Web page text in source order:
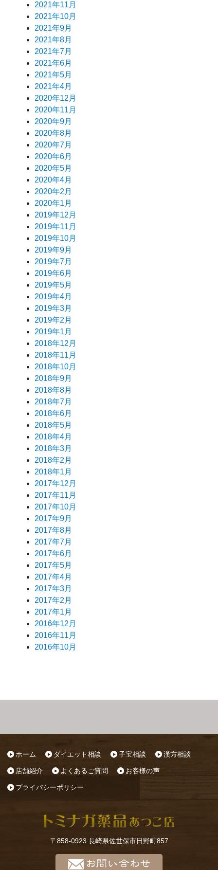
2021年11月
2021年10月
2021年9月
2021年8月
2021年7月
2021年6月
2021年5月
2021年4月
2020年12月
2020年11月
2020年9月
2020年8月
2020年7月
2020年6月
2020年5月
2020年4月
2020年2月
2020年1月
2019年12月
2019年11月
2019年10月
2019年9月
2019年7月
2019年6月
2019年5月
2019年4月
2019年3月
2019年2月
2019年1月
2018年12月
2018年11月
2018年10月
2018年9月
2018年8月
2018年7月
2018年6月
2018年5月
2018年4月
2018年3月
2018年2月
2018年1月
2017年12月
2017年11月
2017年10月
2017年9月
2017年8月
2017年7月
2017年6月
2017年5月
2017年4月
2017年3月
2017年2月
2017年1月
2016年12月
2016年11月
2016年10月
ホーム ダイエット相談 子宝相談 漢方相談
店舗紹介 よくあるご質問 お客様の声
プライバシーポリシー
〒858-0923 長崎県佐世保市日野町857